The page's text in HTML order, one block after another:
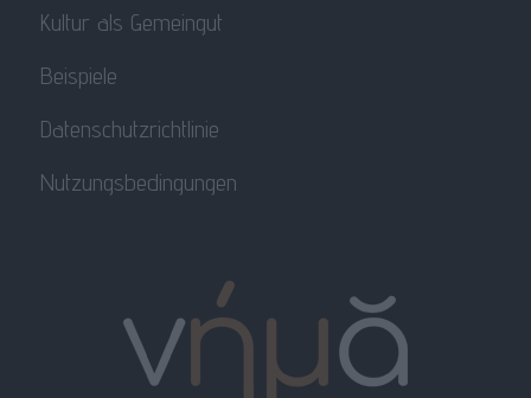
Kultur als Gemeingut
Beispiele
Datenschutzrichtlinie
Nutzungsbedingungen